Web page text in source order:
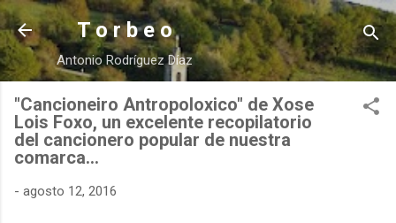
Ir al contenido principal
T o r b e o
Antonio Rodríguez Díaz
"Cancioneiro Antropoloxico" de Xose
Lois Foxo, un excelente recopilatorio
del cancionero popular de nuestra
comarca...
- agosto 12, 2016